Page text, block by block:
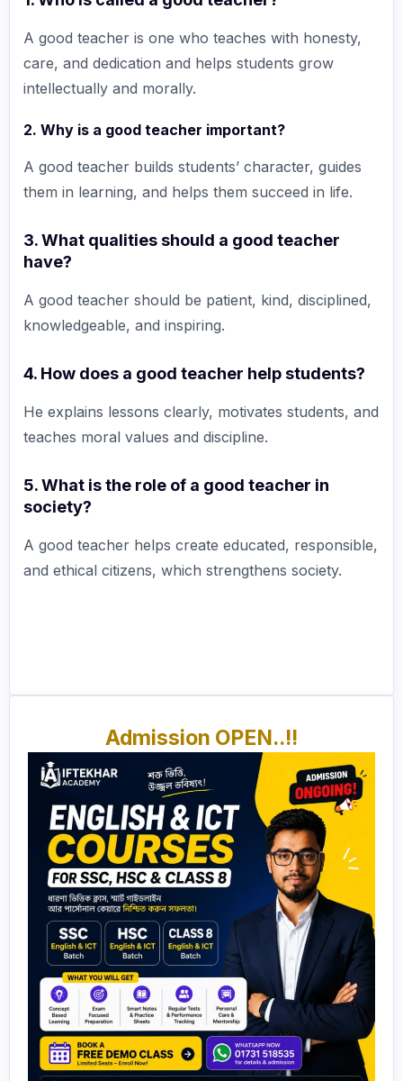
A good teacher is one who teaches with honesty,
care, and dedication and helps students grow
intellectually and morally.
2. Why is a good teacher important?
A good teacher builds students’ character, guides
them in learning, and helps them succeed in life.
3. What qualities should a good teacher
have?
A good teacher should be patient, kind, disciplined,
knowledgeable, and inspiring.
4. How does a good teacher help students?
He explains lessons clearly, motivates students, and
teaches moral values and discipline.
5. What is the role of a good teacher in
society?
A good teacher helps create educated, responsible,
and ethical citizens, which strengthens society.
Admission OPEN..!!